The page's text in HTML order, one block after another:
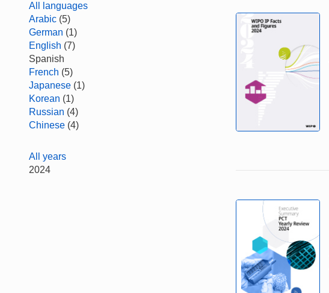
All languages
Arabic (5)
German (1)
English (7)
Spanish
French (5)
Japanese (1)
Korean (1)
Russian (4)
Chinese (4)
All years
2024